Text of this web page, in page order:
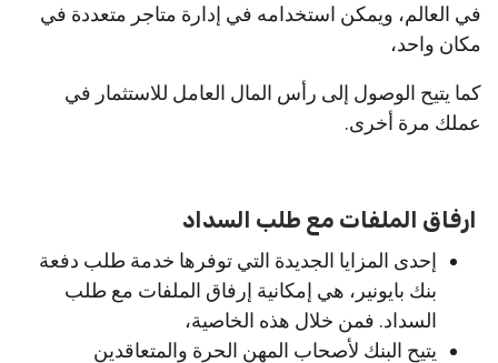
في العالم، ويمكن استخدامه في إدارة متاجر متعددة في
مكان واحد،
كما يتيح الوصول إلى رأس المال العامل للاستثمار في
عملك مرة أخرى.
ارفاق الملفات مع طلب السداد
إحدى المزايا الجديدة التي توفرها خدمة طلب دفعة
بنك بايونير، هي إمكانية إرفاق الملفات مع طلب
السداد. فمن خلال هذه الخاصية،
يتيح البنك لأصحاب المهن الحرة والمتعاقدين